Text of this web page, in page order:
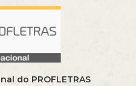
do PROFLETRAS